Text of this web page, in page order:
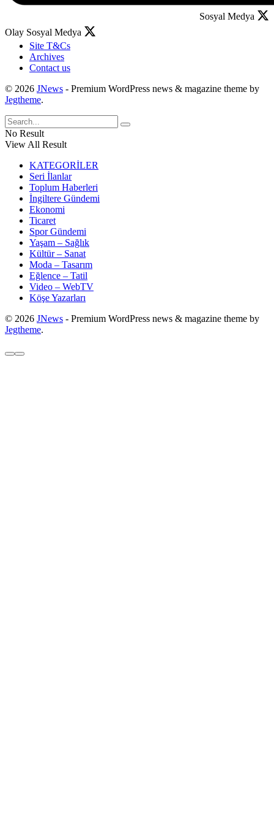
Sosyal Medya
Olay Sosyal Medya
Site T&Cs
Archives
Contact us
© 2026 JNews - Premium WordPress news & magazine theme by
Jegtheme.
No Result
View All Result
KATEGORİLER
Seri İlanlar
Toplum Haberleri
İngiltere Gündemi
Ekonomi
Ticaret
Spor Gündemi
Yaşam – Sağlık
Kültür – Sanat
Moda – Tasarım
Eğlence – Tatil
Video – WebTV
Köşe Yazarları
© 2026 JNews - Premium WordPress news & magazine theme by
Jegtheme.